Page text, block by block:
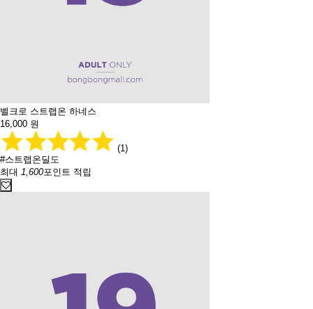
벨크로 스트랩온 하네스
16,000 원
(1)
#스트랩온딜도
최대 1,600포인트 적립